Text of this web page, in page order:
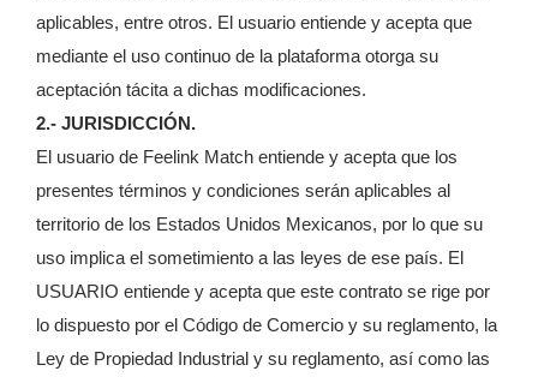
aplicables, entre otros. El usuario entiende y acepta que
mediante el uso continuo de la plataforma otorga su
aceptación tácita a dichas modificaciones.
2.- JURISDICCIÓN.
El usuario de Feelink Match entiende y acepta que los
presentes términos y condiciones serán aplicables al
territorio de los Estados Unidos Mexicanos, por lo que su
uso implica el sometimiento a las leyes de ese país. El
USUARIO entiende y acepta que este contrato se rige por
lo dispuesto por el Código de Comercio y su reglamento, la
Ley de Propiedad Industrial y su reglamento, así como las